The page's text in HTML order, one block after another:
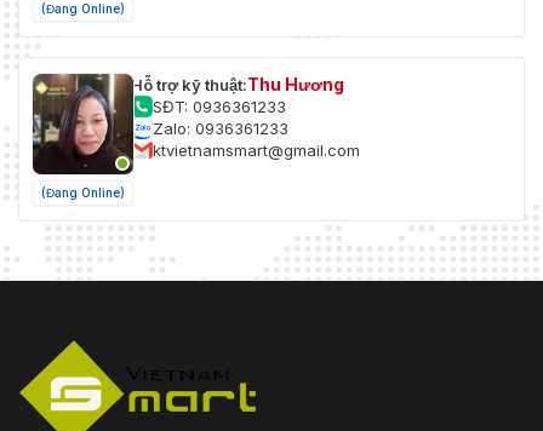
(Đang Online)
(Đang Online)
Hỗ trợ kỹ thuật:Thu Hương
SĐT: 0936361233
Zalo: 0936361233
ktvietnamsmart@gmail.com